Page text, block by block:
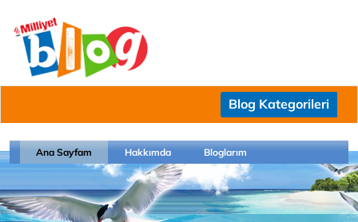
Blog Kategorileri
Ana Sayfam Hakkımda Bloglarım